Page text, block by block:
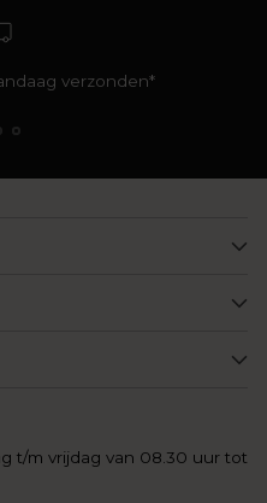
verzonden*
t/m vrijdag van 08.30 uur tot